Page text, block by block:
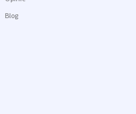
Blog